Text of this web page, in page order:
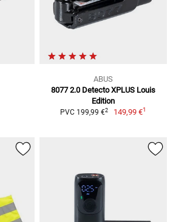
ABUS
8077 2.0 Detecto XPLUS Louis
Edition
PVC 199,99 €2 149,99 €1